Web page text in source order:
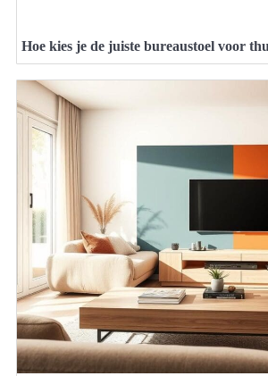
Hoe kies je de juiste bureaustoel voor